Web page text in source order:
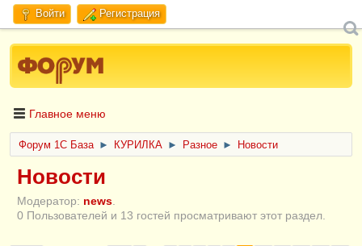
Войти Регистрация
Главное меню
Форум 1C База ► КУРИЛКА ► Разное ► Новости
Новости
Модератор: news
0 Пользователей и 13 гостей просматривают этот раздел.